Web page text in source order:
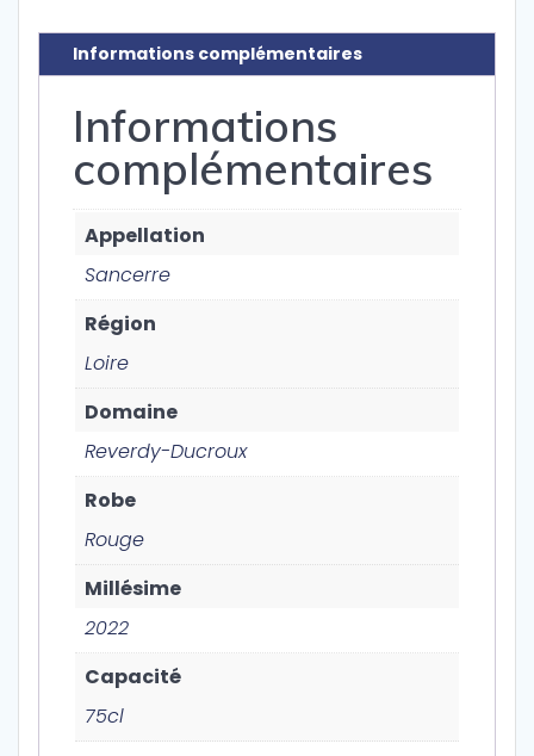
Informations complémentaires
Informations
complémentaires
Appellation
Sancerre
Région
Loire
Domaine
Reverdy-Ducroux
Robe
Rouge
Millésime
2022
Capacité
75cl